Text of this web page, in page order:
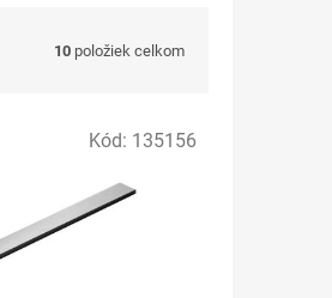
10 položiek celkom
Kód: 135156